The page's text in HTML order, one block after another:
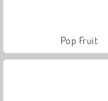
Pop Fruit